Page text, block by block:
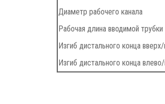
Диаметр рабочего канала
Рабочая длина вводимой трубки
Изгиб дистального конца вверх/
Изгиб дистального конца